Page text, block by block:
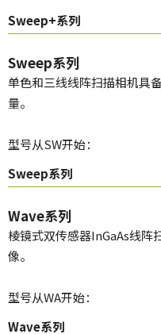
Sweep+系列
Sweep系列
单色和三线线阵扫描相机具
量。
型号从SW开始：
Sweep系列
Wave系列
棱镜式双传感器InGaAs线阵
像。
型号从WA开始：
Wave系列